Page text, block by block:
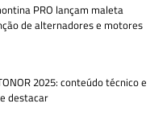
PRO lançam maleta
de alternadores e motores
2025: conteúdo técnico e
destacar